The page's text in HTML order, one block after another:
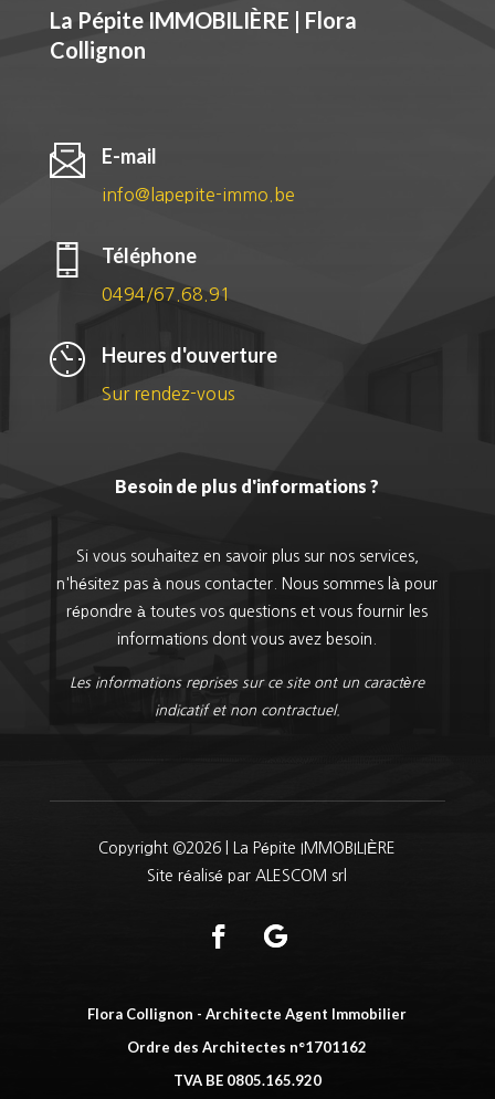
La Pépite IMMOBILIÈRE | Flora
Collignon
E-mail
info@lapepite-immo.be
Téléphone
0494/67.68.91
Heures d'ouverture
Sur rendez-vous
Besoin de plus d'informations ?
Si vous souhaitez en savoir plus sur nos services,
n'hésitez pas à nous contacter. Nous sommes là pour
répondre à toutes vos questions et vous fournir les
informations dont vous avez besoin.
Les informations reprises sur ce site ont un caractère
indicatif et non contractuel.
Copyright ©2026 | La Pépite IMMOBILIÈRE
Site réalisé par ALESCOM srl
Flora Collignon - Architecte Agent Immobilier
Ordre des Architectes n°1701162
TVA BE 0805.165.920